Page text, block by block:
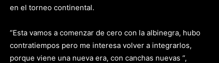
en el torneo continental.
“Esta vamos a comenzar de cero con la albinegra, hubo
contratiempos pero me interesa volver a integrarlos,
porque viene una nueva era, con canchas nuevas “,